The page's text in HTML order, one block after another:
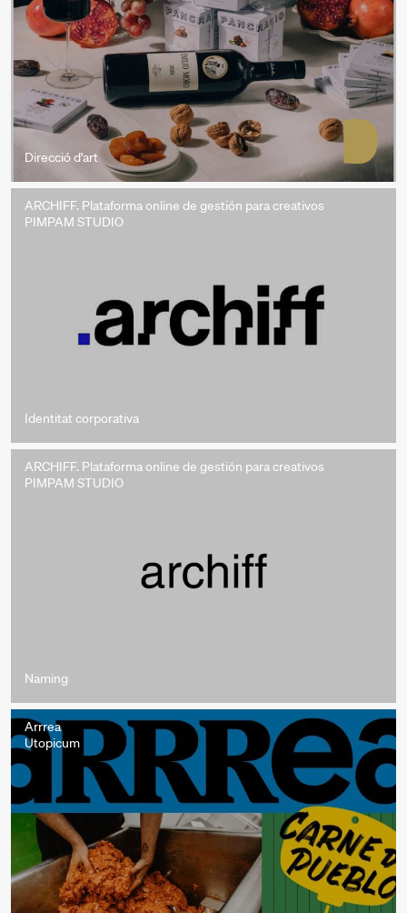
Direcció d'art
ARCHIFF. Plataforma online de gestión para creativos
PIMPAM STUDIO
Identitat corporativa
ARCHIFF. Plataforma online de gestión para creativos
PIMPAM STUDIO
Naming
Arrrea
Utopicum